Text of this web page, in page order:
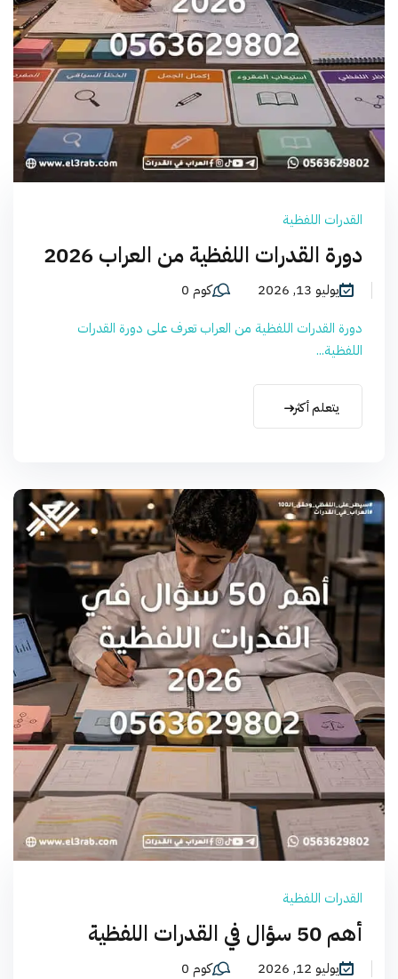
القدرات اللفظية
دورة القدرات اللفظية من العراب 2026
يوليو 13, 2026
كوم 0
دورة القدرات اللفظية من العراب تعرف على دورة القدرات
اللفظية...
يتعلم أكثر
القدرات اللفظية
أهم 50 سؤال في القدرات اللفظية
يوليو 12, 2026
كوم 0